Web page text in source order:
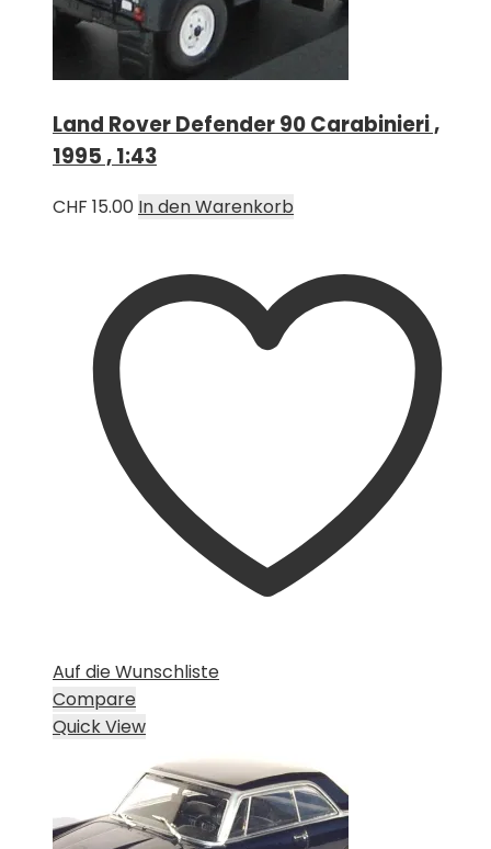
Land Rover Defender 90 Carabinieri ,
1995 , 1:43
CHF 15.00 In den Warenkorb
Auf die Wunschliste
Compare
Quick View